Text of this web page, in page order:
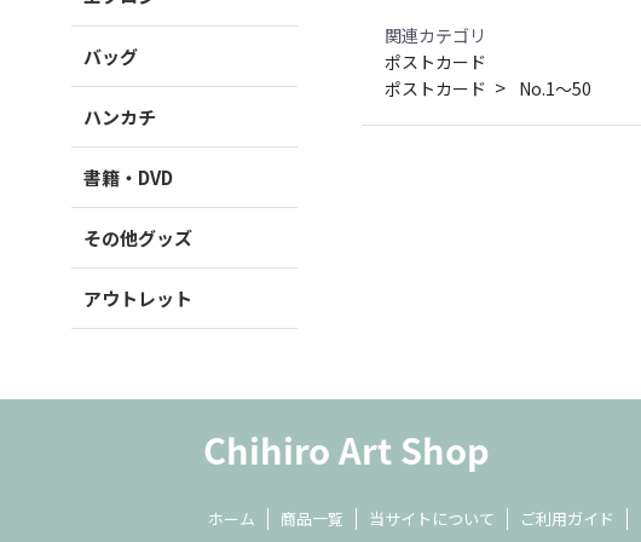
バッグ
ハンカチ
書籍・DVD
その他グッズ
アウトレット
関連カテゴリ
ポストカード
ポストカード
No.1～50
ホーム 商品一覧 当サイトについて ご利用ガイド